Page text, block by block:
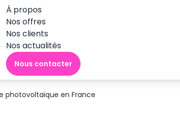
À propos
Nos offres
Nos clients
Nos actualités
Nous contacter
photovoltaïque en France